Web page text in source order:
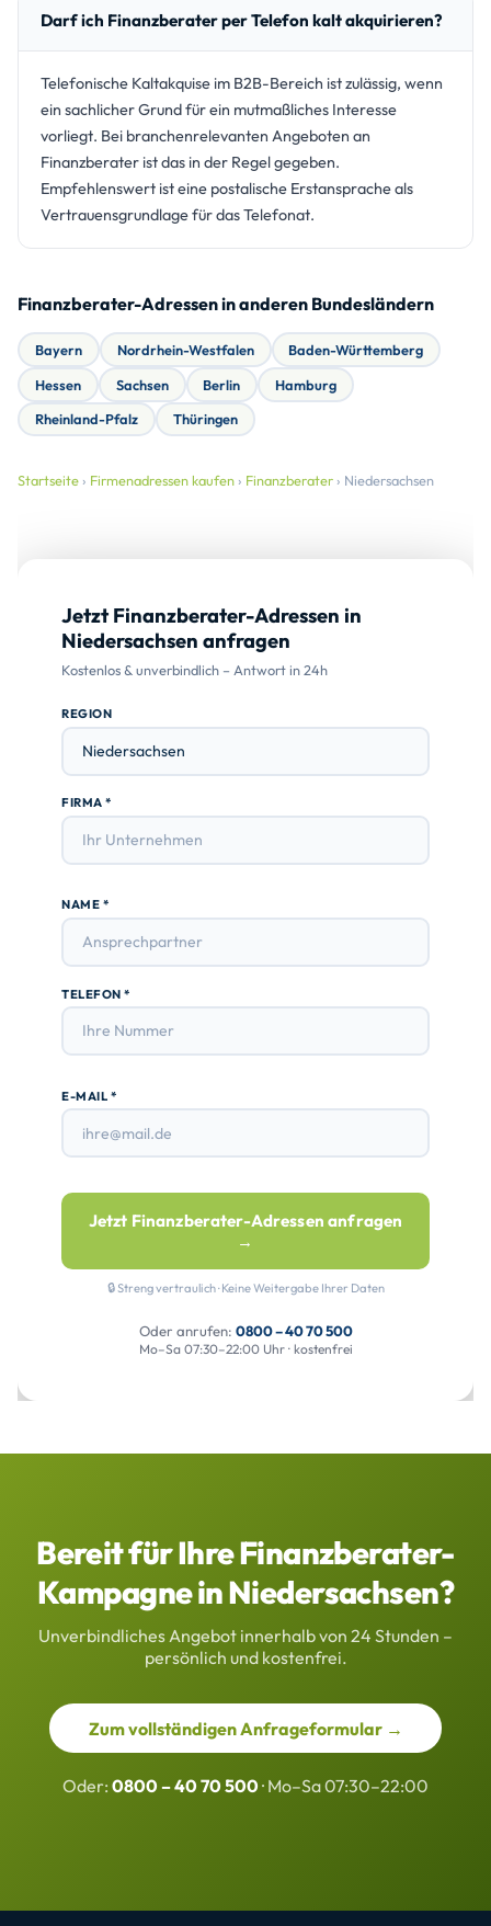
Darf ich Finanzberater per Telefon kalt akquirieren?
Telefonische Kaltakquise im B2B-Bereich ist zulässig, wenn
ein sachlicher Grund für ein mutmaßliches Interesse
vorliegt. Bei branchenrelevanten Angeboten an
Finanzberater ist das in der Regel gegeben.
Empfehlenswert ist eine postalische Erstansprache als
Vertrauensgrundlage für das Telefonat.
Finanzberater-Adressen in anderen Bundesländern
Bayern Nordrhein-Westfalen
Baden-Württemberg
Hessen
Sachsen Berlin
Hamburg
Rheinland-Pfalz
Thüringen
Startseite › Firmenadressen kaufen › Finanzberater › Niedersachsen
Jetzt Finanzberater-Adressen in
Niedersachsen anfragen
Kostenlos & unverbindlich – Antwort in 24h
REGION
FIRMA *
NAME *
TELEFON *
E-MAIL *
Jetzt Finanzberater-Adressen anfragen
→
🔒 Streng vertraulich · Keine Weitergabe Ihrer Daten
Oder anrufen: 0800 – 40 70 500
Mo–Sa 07:30–22:00 Uhr · kostenfrei
Bereit für Ihre Finanzberater-
Kampagne in Niedersachsen?
Unverbindliches Angebot innerhalb von 24 Stunden –
persönlich und kostenfrei.
Zum vollständigen Anfrageformular →
Oder: 0800 – 40 70 500· Mo–Sa 07:30–22:00